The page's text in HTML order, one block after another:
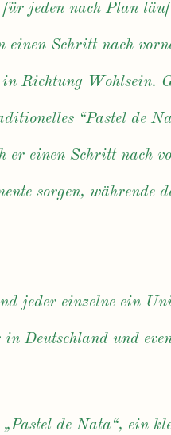
jeden nach Plan
Schritt nach
Wohlsein.
“Pastel de
einen Schritt nach
sorgen, währende
jeder einzelne ein
Deutschland und
de Nata“, ein